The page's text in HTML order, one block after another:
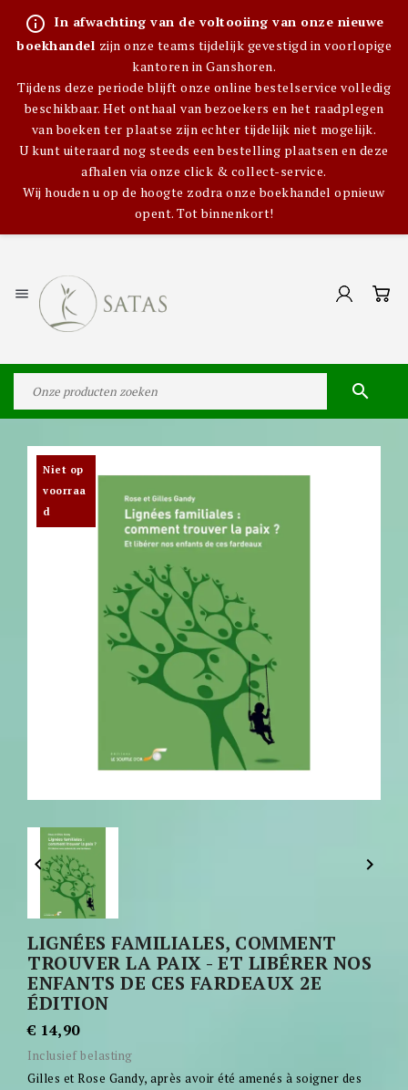
info_outline In afwachting van de voltooiing van onze nieuwe
boekhandel zijn onze teams tijdelijk gevestigd in voorlopige
kantoren in Ganshoren.
Tijdens deze periode blijft onze online bestelservice volledig
beschikbaar. Het onthaal van bezoekers en het raadplegen
van boeken ter plaatse zijn echter tijdelijk niet mogelijk.
U kunt uiteraard nog steeds een bestelling plaatsen en deze
afhalen via onze click & collect-service.
Wij houden u op de hoogte zodra onze boekhandel opnieuw
opent. Tot binnenkort!


Niet op
voorraa
d
 
LIGNÉES FAMILIALES, COMMENT
TROUVER LA PAIX - ET LIBÉRER NOS
ENFANTS DE CES FARDEAUX 2E
ÉDITION
€ 14,90
Inclusief belasting
Gilles et Rose Gandy, après avoir été amenés à soigner des